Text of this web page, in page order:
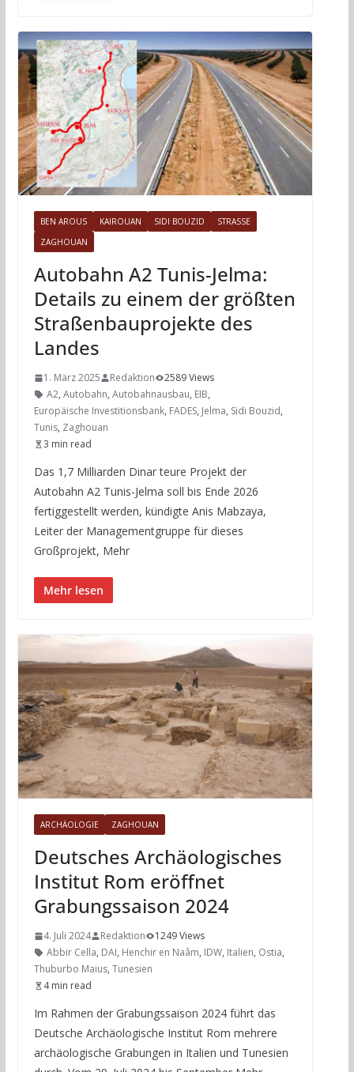
BEN AROUS KAIROUAN SIDI BOUZID
STRASSE
ZAGHOUAN
Autobahn A2 Tunis-Jelma:
Details zu einem der größten
Straßenbauprojekte des
Landes
1. März 2025 Redaktion
2589 Views
A2, Autobahn, Autobahnausbau, EIB,
Europäische Investitionsbank, FADES, Jelma, Sidi Bouzid,
Tunis, Zaghouan
3 min read
Das 1,7 Milliarden Dinar teure Projekt der
Autobahn A2 Tunis-Jelma soll bis Ende 2026
fertiggestellt werden, kündigte Anis Mabzaya,
Leiter der Managementgruppe für dieses
Großprojekt, Mehr
Mehr lesen
ARCHÄOLOGIE ZAGHOUAN
Deutsches Archäologisches
Institut Rom eröffnet
Grabungssaison 2024
4. Juli 2024 Redaktion
1249 Views
Abbir Cella, DAI, Henchir en Naâm, IDW, Italien, Ostia,
Thuburbo Maius, Tunesien
4 min read
Im Rahmen der Grabungssaison 2024 führt das
Deutsche Archäologische Institut Rom mehrere
archäologische Grabungen in Italien und Tunesien